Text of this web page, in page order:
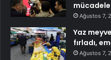
Ağustos 7,
Yaz
fırladı,
Ağustos 7,